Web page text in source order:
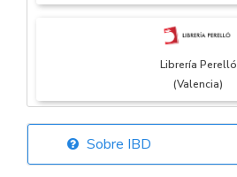
Librería Perelló
(Valencia)
Librería Elías
Sobre IBD